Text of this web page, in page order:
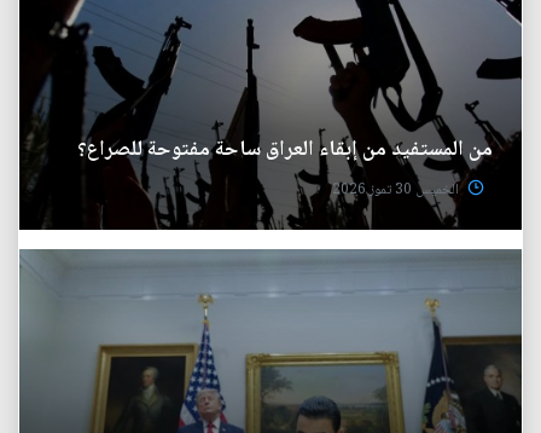
من المستفيد من إبقاء العراق ساحة مفتوحة للصراع؟
الخميس 30 تموز 2026